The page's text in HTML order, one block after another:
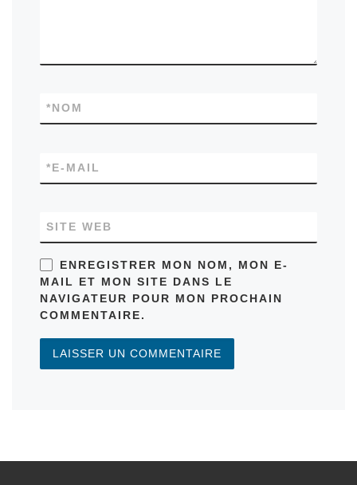
NOM
*
E-MAIL
*
SITE WEB
ENREGISTRER MON NOM, MON E-
MAIL ET MON SITE DANS LE
NAVIGATEUR POUR MON PROCHAIN
COMMENTAIRE.